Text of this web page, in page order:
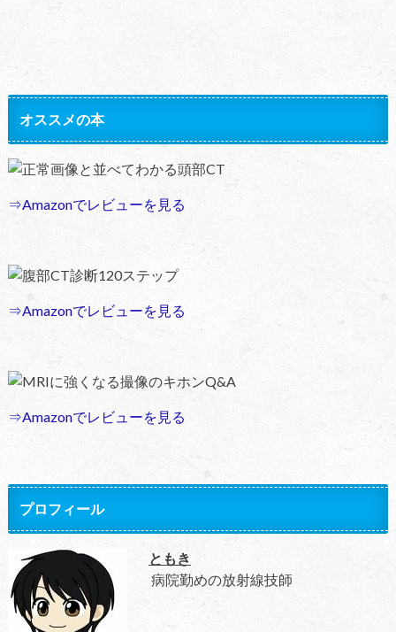
オススメの本
正常画像と並べてわかる頭部CT
⇒Amazonでレビューを見る
腹部CT診断120ステップ
⇒Amazonでレビューを見る
MRIに強くなる撮像のキホンQ&A
⇒Amazonでレビューを見る
プロフィール
ともき
病院勤めの放射線技師